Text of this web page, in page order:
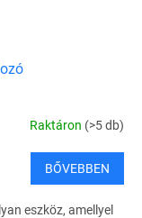
Raktáron (>5 db)
BŐVEBBEN
eszköz, amellyel